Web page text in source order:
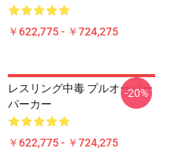
￥622,775 - ￥724,275
レスリング中毒 プルオーバー
パーカー
￥622,775 - ￥724,275
-20%